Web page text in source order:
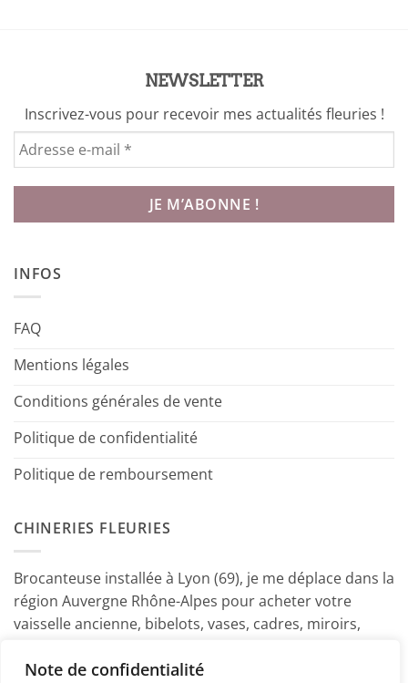
Note de confidentialité
NEWSLETTER
Inscrivez-vous pour recevoir mes actualités fleuries !
INFOS
FAQ
Mentions légales
Conditions générales de vente
Politique de confidentialité
Politique de remboursement
CHINERIES FLEURIES
Brocanteuse installée à Lyon (69), je me déplace dans la
région Auvergne Rhône-Alpes pour acheter votre
vaisselle ancienne, bibelots, vases, cadres, miroirs,
Marine